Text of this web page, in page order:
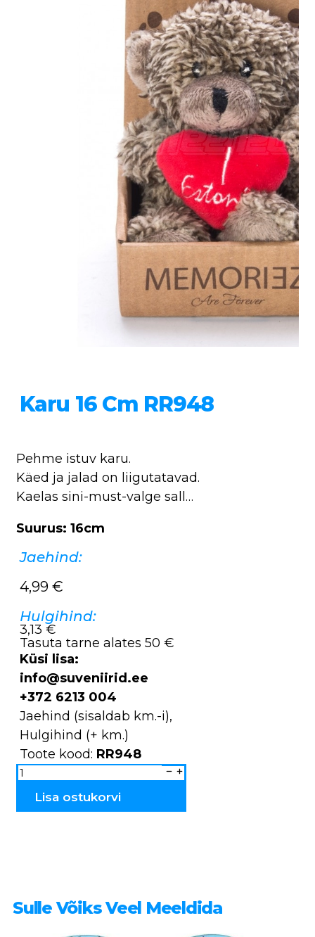
Karu 16 Cm RR948
Pehme istuv karu.
Käed ja jalad on liigutatavad.
Kaelas sini-must-valge sall…
Suurus: 16cm
Jaehind:
4,99 €
Hulgihind:
3,13 €
Tasuta tarne alates 50 €
Küsi lisa:
info@suveniirid.ee
+372 6213 004
Jaehind (sisaldab km.-i),
Hulgihind (+ km.)
Toote kood: RR948
Karu
16
cm
Lisa ostukorvi
Sulle Võiks Veel Meeldida